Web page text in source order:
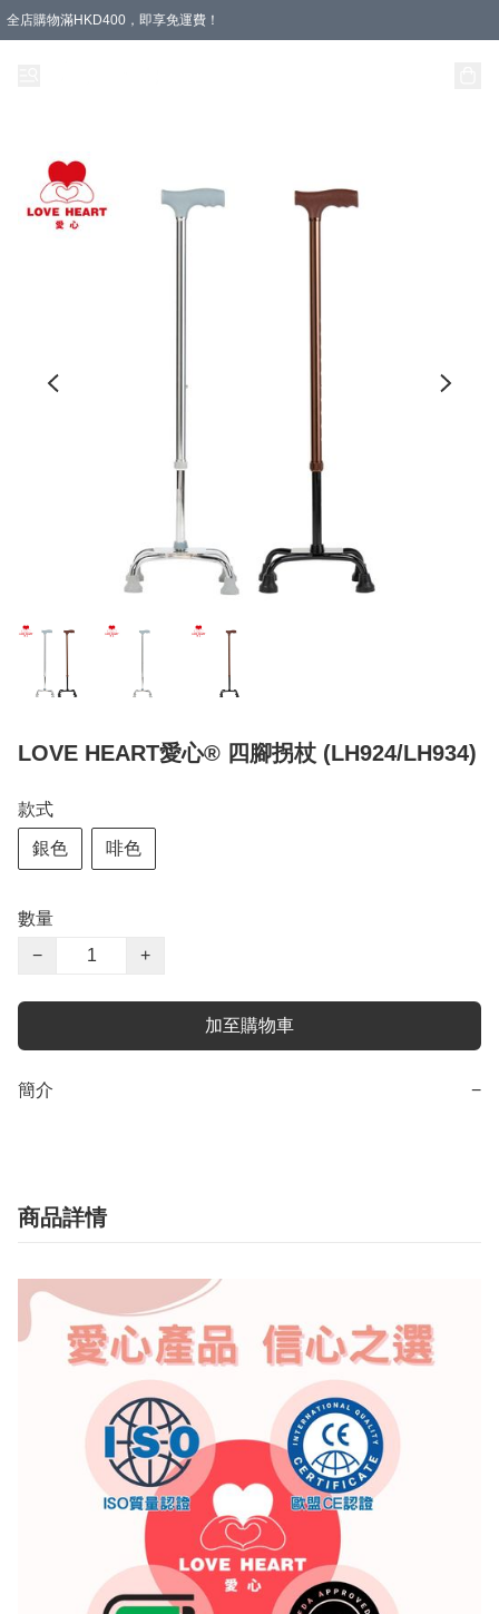
全店購物滿HKD400，即享免運費！
LOVE HEART愛心® 四腳拐杖 (LH924/LH934)
款式
銀色 啡色
數量
−
+
加至購物車
簡介 −
商品詳情